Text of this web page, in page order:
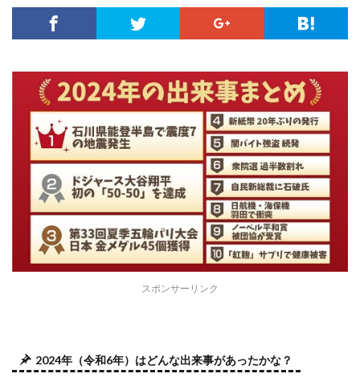
スポンサーリンク
2024年（令和6年）はどんな出来事があったかな？